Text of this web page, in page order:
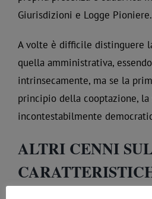
Giurisdizioni e Logge Pioniere.
A volte è difficile distinguere
quella amministrativa,
intrinsecamente, ma se la
principio della cooptazione, la
incontestabilmente
ALTRI CENNI